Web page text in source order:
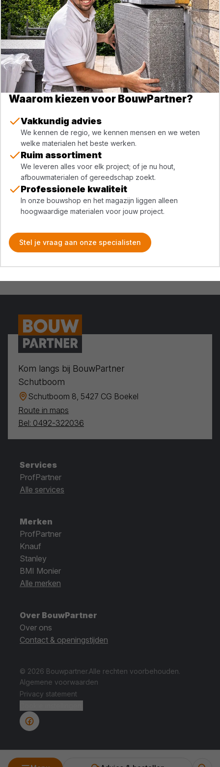
Waarom kiezen voor BouwPartner?
Vakkundig advies
We kennen de regio, we kennen mensen en we weten
welke materialen het beste werken.
Ruim assortiment
We leveren alles voor elk project; of je nu hout,
afbouwmaterialen of gereedschap zoekt.
Professionele kwaliteit
In onze bouwshop en het magazijn liggen alleen
hoogwaardige materialen voor jouw project.
Stel je vraag aan onze specialisten
Kom langs bij BouwPartner
Schutboom
Schutboom 8, 5427 CG Boekel
Route in maps
Bel: 0492-322036
Services
ProfPartner
Alle services
Merken
ProfPartner
Knauf
Stanley
BMI Monier
Alle merken
Over BouwPartner
Over ons
Contact & openingstijden
© 2026 Bouwpartner.Alle rechten voorbehouden.
Algemene voorwaarden
Privacy statement